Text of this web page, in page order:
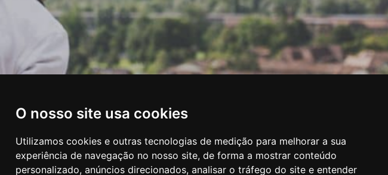
O nosso site usa cookies
Utilizamos cookies e outras tecnologias de medição para melhorar a sua
experiência de navegação no nosso site, de forma a mostrar conteúdo
personalizado, anúncios direcionados, analisar o tráfego do site e entender